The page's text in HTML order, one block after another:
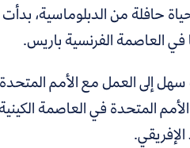
حافلة من الدبلوماسية، بدأت
في العاصمة الفرنسية باريس.
سهل إلى العمل مع الأمم
المتحدة في العاصمة
الإفريقي.